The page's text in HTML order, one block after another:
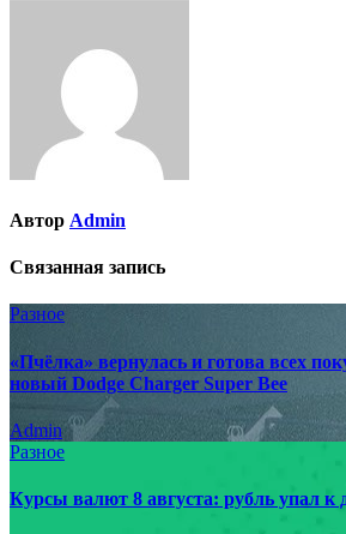
Автор Admin
Связанная запись
Разное
«Пчёлка» вернулась и готова всех
новый Dodge Charger Super Bee
Admin
Разное
Курсы валют 8 августа: рубль упал к